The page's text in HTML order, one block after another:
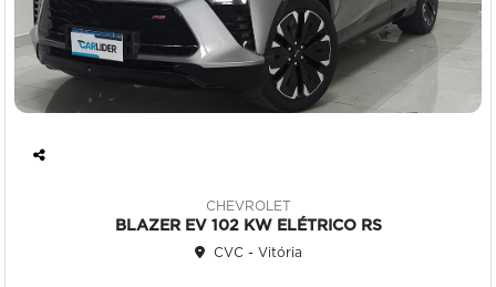
CHEVROLET
BLAZER EV 102 KW ELÉTRICO RS
CVC - Vitória